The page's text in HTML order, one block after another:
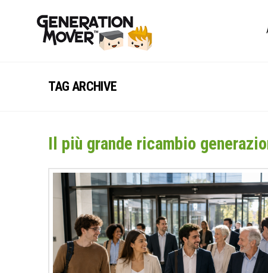
TAG ARCHIVE
Il più grande ricambio